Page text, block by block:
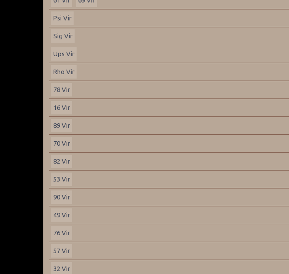
Psi Vir
Sig Vir
Ups Vir
Rho Vir
78 Vir
16 Vir
89 Vir
70 Vir
82 Vir
53 Vir
90 Vir
49 Vir
76 Vir
57 Vir
32 Vir